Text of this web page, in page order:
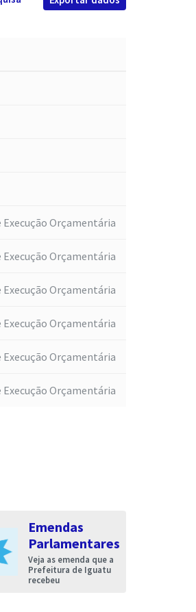
Execução Orçamentária
Execução Orçamentária
Execução Orçamentária
Execução Orçamentária
Execução Orçamentária
Execução Orçamentária
Emendas
Parlamentares
Veja as emenda que a
Prefeitura de Iguatu
recebeu